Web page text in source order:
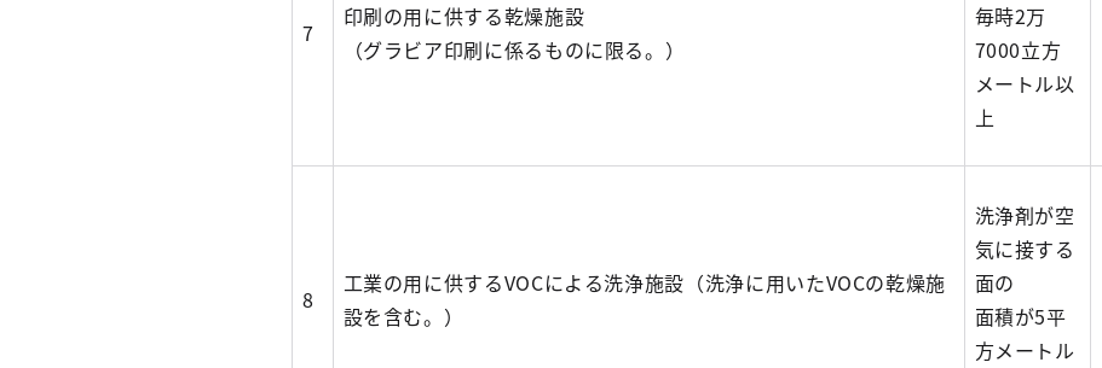
7
印刷の用に供する乾燥施設
（グラビア印刷に係るものに限る。）
毎時2万
7000立方
メートル以
上
8
工業の用に供するVOCによる洗浄施設（洗浄に用いたVOCの乾燥施
設を含む。）
洗浄剤が空
気に接する
面の
面積が5平
方メートル